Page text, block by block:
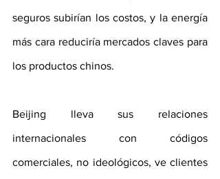
seguros subirían los costos, y la energía
más cara reduciría mercados claves para
los productos chinos.
Beijing lleva sus relaciones
internacionales con códigos
comerciales, no ideológicos, ve clientes